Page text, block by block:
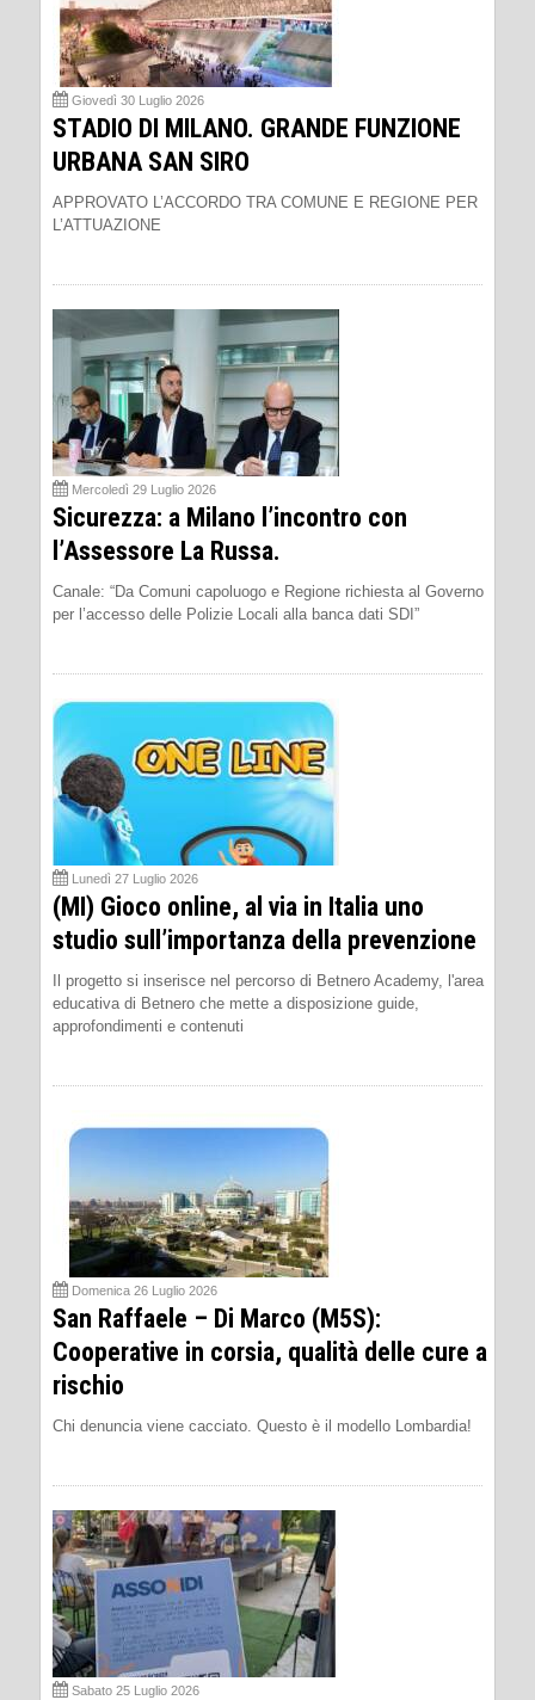
Giovedì 30 Luglio 2026
STADIO DI MILANO. GRANDE FUNZIONE
URBANA SAN SIRO
APPROVATO L’ACCORDO TRA COMUNE E REGIONE PER
L’ATTUAZIONE
Mercoledì 29 Luglio 2026
Sicurezza: a Milano l’incontro con
l’Assessore La Russa.
Canale: “Da Comuni capoluogo e Regione richiesta al Governo
per l’accesso delle Polizie Locali alla banca dati SDI”
Lunedì 27 Luglio 2026
(MI) Gioco online, al via in Italia uno
studio sull’importanza della prevenzione
Il progetto si inserisce nel percorso di Betnero Academy, l'area
educativa di Betnero che mette a disposizione guide,
approfondimenti e contenuti
Domenica 26 Luglio 2026
San Raffaele – Di Marco (M5S):
Cooperative in corsia, qualità delle cure a
rischio
Chi denuncia viene cacciato. Questo è il modello Lombardia!
Sabato 25 Luglio 2026